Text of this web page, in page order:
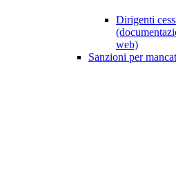
Dirigenti
web)
Sanzioni per